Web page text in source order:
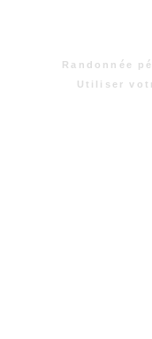
Randonnée
Utiliser